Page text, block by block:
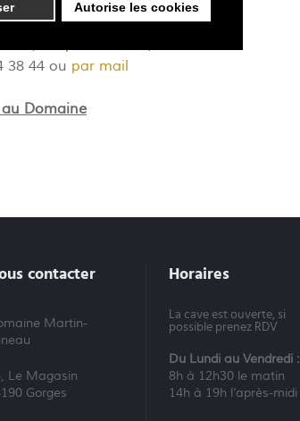
Autorise les cookies
49-53-56-85 = 55€ TTC
(excepté la Corse) = 95€ TTC
38 44 ou par mail
Domaine
contacter
Martin-
Le Magasin
Gorges
Horaires
La cave est ouverte, si
possible prenez RDV
Du Lundi au Vendredi :
8h à 12h30 le matin
14h à 19h l’après-midi